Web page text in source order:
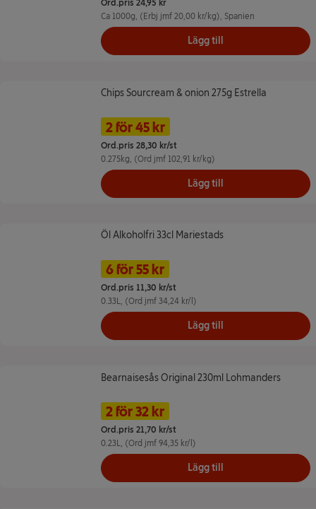
Ord.pris 24,95 kr
Ca 1000g, (Erbj jmf 20,00 kr/kg), Spanien
Lägg till
Chips Sourcream & onion 275g EstrellaChips Sourcream & onion 275g Estrella
Pris
2 för 45 kr
Ord.pris 28,30 kr/st
0.275kg , (Ord jmf 102,91 kr/kg)
Lägg till
Öl Alkoholfri 33cl MariestadsÖl Alkoholfri 33cl Mariestads
Pris
6 för 55 kr
Ord.pris 11,30 kr/st
0.33L , (Ord jmf 34,24 kr/l)
Lägg till
Bearnaisesås Original 230ml LohmandersBearnaisesås Original 230ml Lohmanders
Pris
2 för 32 kr
Ord.pris 21,70 kr/st
0.23L , (Ord jmf 94,35 kr/l)
Lägg till